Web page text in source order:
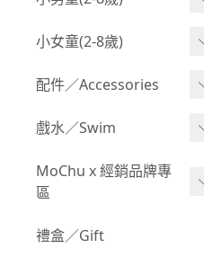
BABY 包屁衣(長袖)
BABY 外套
BABY 上身(短袖)
BABY 下身(短褲)
Boy 上身(短袖)
Boy 上身(長袖)
Boy 套裝(短袖)
小女童(2-8歲)
Girl 上身(短袖)
Girl 上身(長袖)
Girl 下身(長褲)
Girl 套裝(短袖)
配件／Accessories
Acc 口水巾
Acc 襪子
Acc 鞋子
戲水／Swim
泳裝
泳具
野餐趣
MoChu x 經銷品牌專
區
©Wonchi 台灣 ｜ 兒童軟
禮盒／Gift